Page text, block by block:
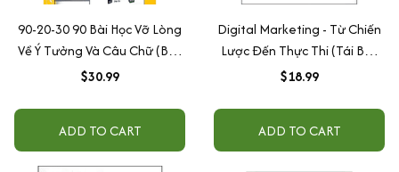
90-20-30 90 Bài Học Vỡ Lòng
Về Ý Tưởng Và Câu Chữ (Bản
Đen Trắng)
$30.99
ADD TO CART
Digital Marketing - Từ Chiến
Lược Đến Thực Thi (Tái Bản
2020)
$18.99
ADD TO CART